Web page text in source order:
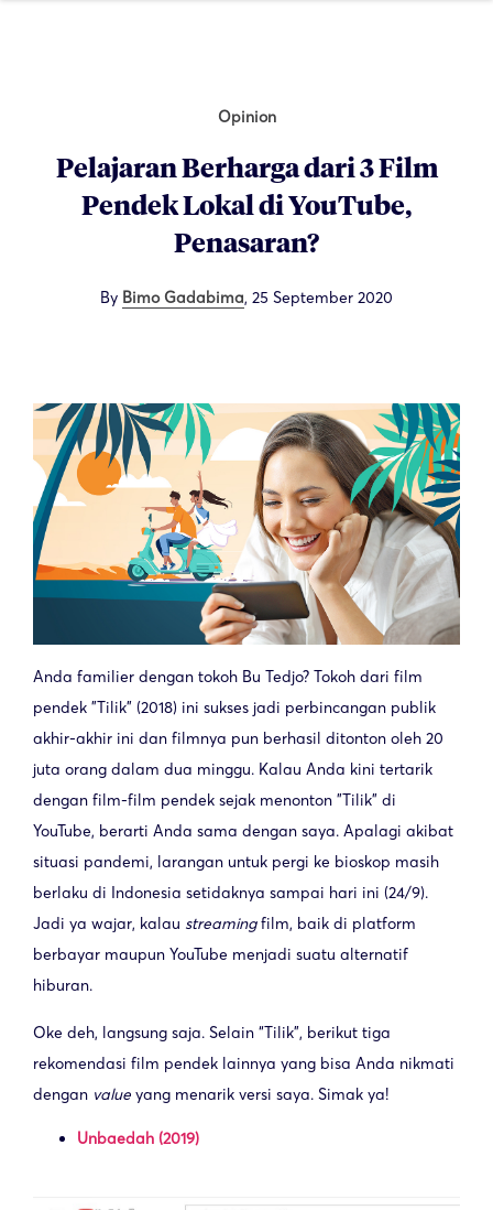
Opinion
Pelajaran Berharga dari 3 Film
Pendek Lokal di YouTube,
Penasaran?
By Bimo Gadabima, 25 September 2020
Anda familier dengan tokoh Bu Tedjo? Tokoh dari film
pendek "Tilik" (2018) ini sukses jadi perbincangan publik
akhir-akhir ini dan filmnya pun berhasil ditonton oleh 20
juta orang dalam dua minggu. Kalau Anda kini tertarik
dengan film-film pendek sejak menonton "Tilik" di
YouTube, berarti Anda sama dengan saya. Apalagi akibat
situasi pandemi, larangan untuk pergi ke bioskop masih
berlaku di Indonesia setidaknya sampai hari ini (24/9).
Jadi ya wajar, kalau streamingfilm, baik di platform
berbayar maupun YouTube menjadi suatu alternatif
hiburan.
Oke deh, langsung saja. Selain “Tilik”, berikut tiga
rekomendasi film pendek lainnya yang bisa Anda nikmati
dengan value yang menarik versi saya. Simak ya!
Unbaedah (2019)